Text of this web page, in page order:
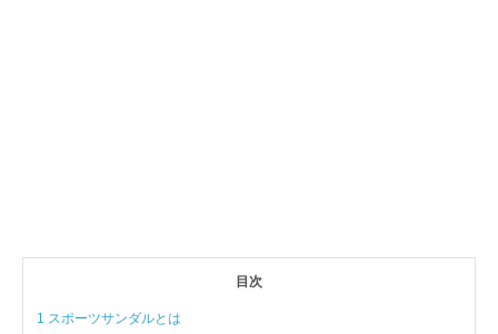
目次
1 スポーツサンダルとは